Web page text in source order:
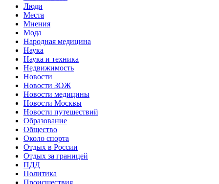
Люди
Места
Мнения
Мода
Народная медицина
Наука
Наука и техника
Недвижимость
Новости
Новости ЗОЖ
Новости медицины
Новости Москвы
Новости путешествий
Образование
Общество
Около спорта
Отдых в России
Отдых за границей
ПДД
Политика
Происшествия